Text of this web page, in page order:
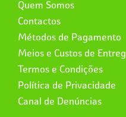
Quem Somos
Contactos
Métodos de Pagamento
Meios e Custos de
Termos e Condições
Política de Privacidade
Canal de Denúncias